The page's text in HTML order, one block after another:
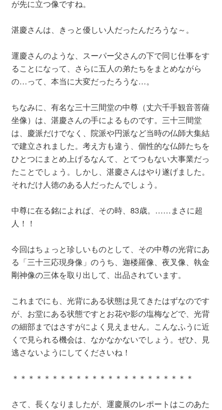
が先に立つ像ですね。
湛慶さんは、きっと優しい人だったんだろうな～。
運慶さんのような、スーパー父さんの下で同じ仕事をす
ることになって、さらに五人の弟たちをまとめながら
の…って、本当に大変だったろうな…。
ちなみに、有名な三十三間堂の中尊（丈六千手観音菩薩
坐像）は、湛慶さんの手によるものです。三十三間堂
は、慶派だけでなく、院派や円派など当時の仏師大集結
で建立されました。考え方も違う、個性的な仏師たちを
ひとつにまとめ上げるなんて、とてつもない大事業だっ
たことでしょう。しかし、湛慶さんはやり遂げました。
それだけ人徳のある人だったんでしょう。
中尊に在る銘によれば、その時、83歳。……まさに超
人！！
今回はちょっと珍しいものとして、その中尊の光背にあ
る「三十三応現身像」のうち、迦楼羅像、夜叉像、執金
剛神像の三体を取り出して、出品されています。
これまでにも、光背にある状態は見てきたはずなのです
が、お堂にある状態ですとお花や影の塩梅などで、光背
の細部まではさすがによく見えません。こんなふうに近
くで見られる機会は、なかなかないでしょう。ぜひ、見
逃さないようにしてくださいね！
＊＊＊＊＊＊＊＊＊＊＊＊＊＊＊＊＊＊＊＊＊＊＊
さて、長くなりましたが、運慶展のレポートはこのあた